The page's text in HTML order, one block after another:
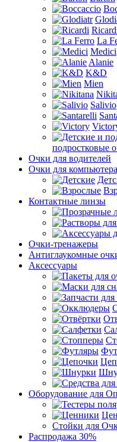
La
Medici
Alanie
K&D
Mien
Salivio
подростковые
Очки для водителей
Очки для компьютера
Контактные линзы
Очки-тренажеры
Антиглаукомные
Аксессуары
Оборудование для
Стойки для
Распродажа 30%